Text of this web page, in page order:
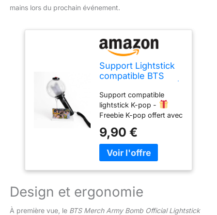
mains lors du prochain événement.
Support Lightstick
compatible BTS
Blanc
Support compatible
lightstick K-pop -
Freebie K-pop offert avec
support constitué de 2
parties ; montage simple
et sans outils - Idéal
stable - Design exclusif
9,90 €
Design et ergonomie
À première vue, le BTS Merch Army Bomb Official Lightstick